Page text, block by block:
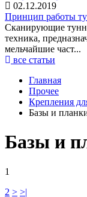
02.12.2019
Принцип работы
Сканирующие
техника,
мельчайшие част...
все статьи
Главная
Прочее
Крепления
Базы и
Базы и
1
2 > >|